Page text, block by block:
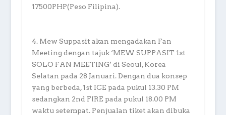
17500PHP(Peso Filipina).
4. Mew Suppasit akan mengadakan Fan
Meeting dengan tajuk ‘MEW SUPPASIT 1st
SOLO FAN MEETING’ di Seoul, Korea
Selatan pada 28 Januari. Dengan dua konsep
yang berbeda, 1st ICE pada pukul 13.30 PM
sedangkan 2nd FIRE pada pukul 18.00 PM
waktu setempat. Penjualan tiket akan dibuka